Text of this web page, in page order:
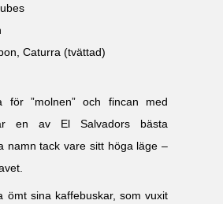
Caturra (tvättad)
för ”molnen” och fincan med
en av El Salvadors bästa
namn tack vare sitt höga läge –
ömt sina kaffebuskar, som vuxit